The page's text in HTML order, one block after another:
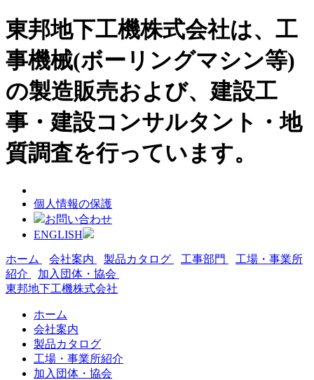
東邦地下工機株式会社は、工
事機械(ボーリングマシン等)
の製造販売および、建設工
事・建設コンサルタント・地
質調査を行っています。
個人情報の保護
お問い合わせ
ENGLISH
ホーム 会社案内 製品カタログ 工事部門
工場・事業所
紹介
加入団体・協会
東邦地下工機株式会社
ホーム
会社案内
製品カタログ
工場・事業所紹介
加入団体・協会